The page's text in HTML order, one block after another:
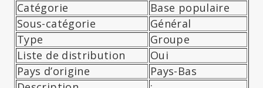
Catégorie
Base populaire
Sous-catégorie
Général
Type
Groupe
Liste de distribution
Oui
Pays d’origine
Pays-Bas